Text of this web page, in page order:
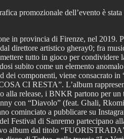
promozionale dell’evento è
in provincia di Firenze, nel 2019.
direttore artistico gheray0; fra
tutto in gioco per
subito come un elemento
componenti, viene
CI RESTA”. L’album
release, i BNKR partono per
con “Diavolo” (feat. Ghali,
cominciato a pubblicare su
di Sanremo partecipano
album dal titolo